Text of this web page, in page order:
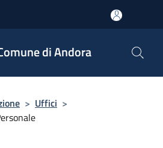
di Andora
> Uffici >